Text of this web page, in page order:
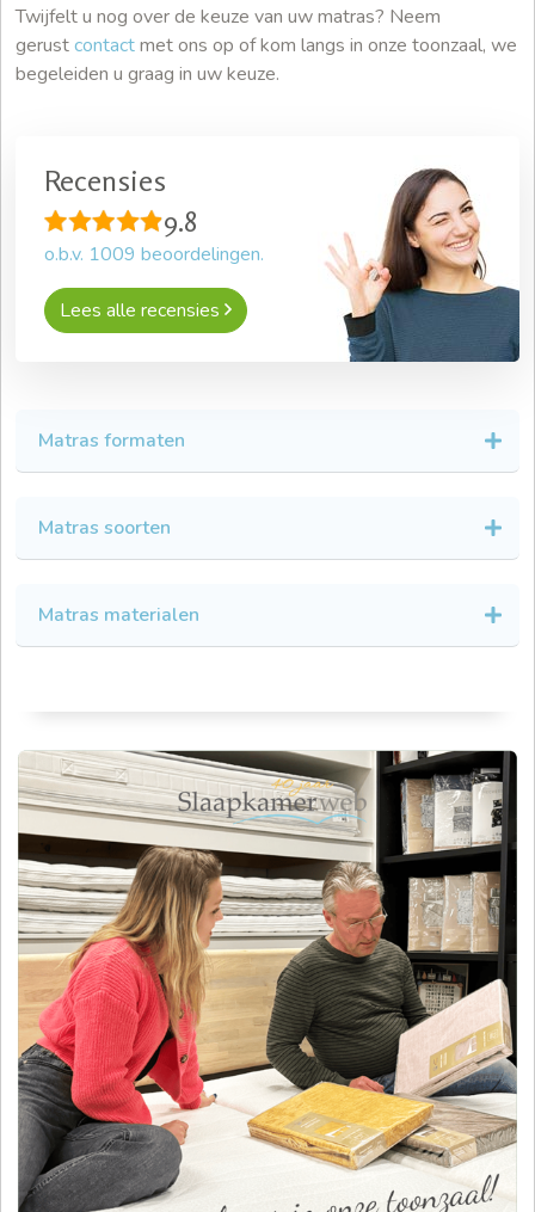
Twijfelt u nog over de keuze van uw matras? Neem
gerustcontactmet ons op of kom langs in onze toonzaal, we
begeleiden u graag in uw keuze.
Recensies
9.8
o.b.v. 1009 beoordelingen.
Lees alle recensies
Matras formaten
Matras soorten
Matras materialen